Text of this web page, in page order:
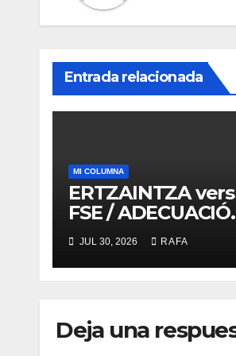
Entrada relacionada
MI COLUMNA
ERTZAINTZA
FSE /
versus
SUSTITUCIÓN
JUL 30, 2026 RAFA
Deja una